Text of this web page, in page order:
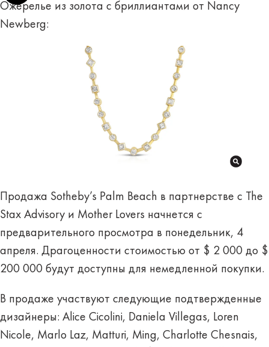
Ожерелье из золота с бриллиантами от Nancy
Newberg:
Продажа Sotheby’s Palm Beach в партнерстве с The
Stax Advisory и Mother Lovers начнется с
предварительного просмотра в понедельник, 4
апреля. Драгоценности стоимостью от $ 2 000 до $
200 000 будут доступны для немедленной покупки.
В продаже участвуют следующие подтвержденные
дизайнеры: Alice Cicolini, Daniela Villegas, Loren
Nicole, Marlo Laz, Matturi, Ming, Charlotte Chesnais,